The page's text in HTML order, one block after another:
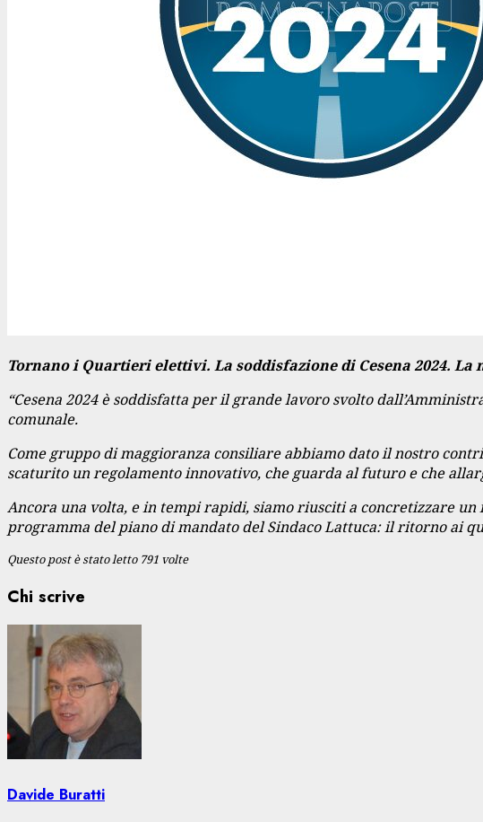
Tornano i Quartieri elettivi. La soddisfazione di Cesena 2024. La
“Cesena 2024 è soddisfatta per il grande lavoro svolto
comunale.
Come gruppo di maggioranza consiliare abbiamo dato il nostro
scaturito un regolamento innovativo, che guarda al futuro e che
Ancora una volta, e in tempi rapidi, siamo riusciti a concretizzare
programma del piano di mandato del Sindaco Lattuca: il ritorno ai
Questo post è stato letto 791 volte
Chi scrive
Davide Buratti